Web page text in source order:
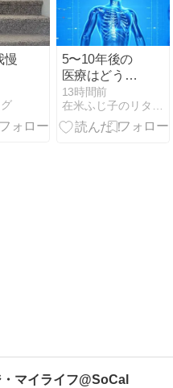
慢
5〜10年後の
医療はどう変
わる？AI・血
液検査・GLP-
1製剤が切り
13時間前
在米ふじ子のリタイア生活徒然日記と備忘録
マイライフ@SoCal